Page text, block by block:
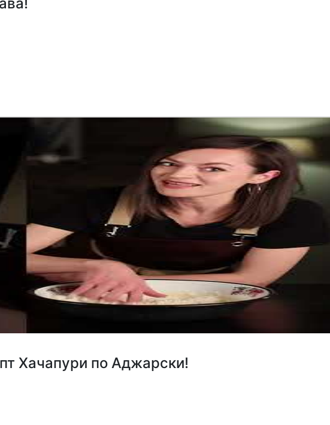
Хачапури по Аджарски!